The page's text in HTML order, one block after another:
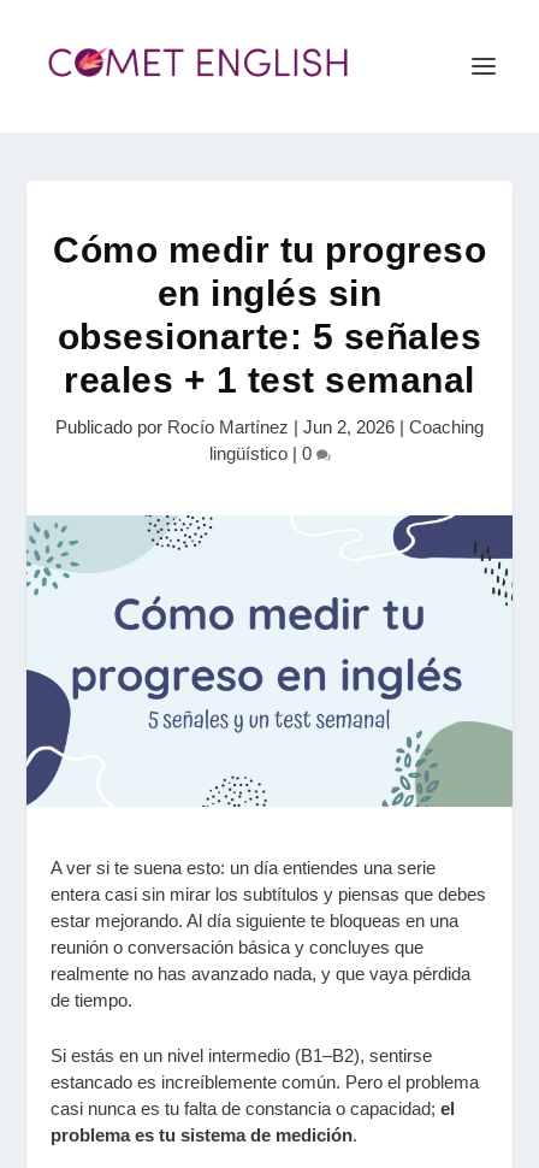
Cómo medir tu progreso
en inglés sin
obsesionarte: 5 señales
reales + 1 test semanal
Publicado por Rocío Martínez | Jun 2, 2026 | Coaching
lingüístico| 0
A ver si te suena esto: un día entiendes una serie
entera casi sin mirar los subtítulos y piensas que debes
estar mejorando. Al día siguiente te bloqueas en una
reunión o conversación básica y concluyes que
realmente no has avanzado nada, y que vaya pérdida
de tiempo.
Si estás en un nivel intermedio (B1–B2), sentirse
estancado es increíblemente común. Pero el problema
casi nunca es tu falta de constancia o capacidad;el
problema es tu sistema de medición.